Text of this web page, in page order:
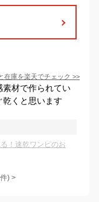
在庫を楽天でチェック >>
素材で作られてい
くと思います
！速乾ワンピのお
件) >